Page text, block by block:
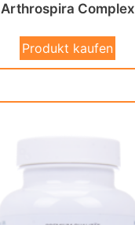
Arthrospira Complex
Produkt kaufen